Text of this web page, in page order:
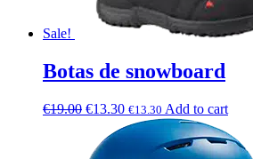
Sale!
Botas de snowboard
€19.00 €13.30 €13.30 Add to cart